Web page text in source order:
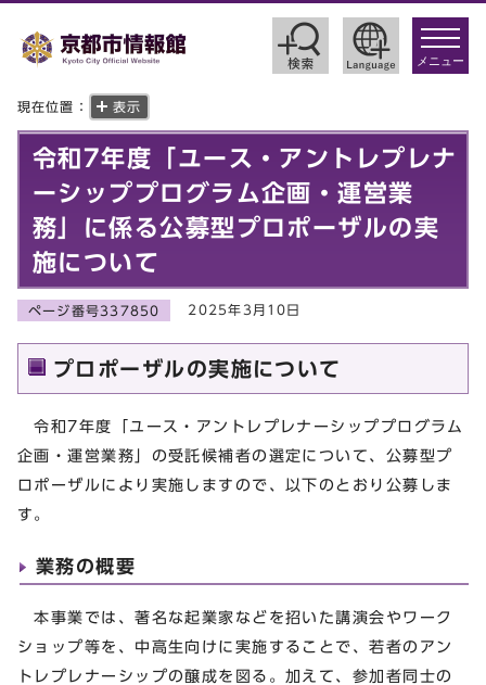
toggle
メニュー
現在位置： 表示
令和7年度「ユース・アントレプレナ
ーシッププログラム企画・運営業
務」に係る公募型プロポーザルの実
施について
ページ番号337850 2025年3月10日
プロポーザルの実施について
令和7年度「ユース・アントレプレナーシッププログラム
企画・運営業務」の受託候補者の選定について、公募型プ
ロポーザルにより実施しますので、以下のとおり公募しま
す。
業務の概要
本事業では、著名な起業家などを招いた講演会やワーク
ショップ等を、中高生向けに実施することで、若者のアン
トレプレナーシップの醸成を図る。加えて、参加者同士の